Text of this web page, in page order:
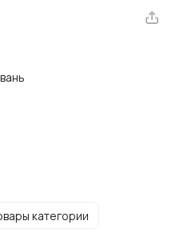
категории